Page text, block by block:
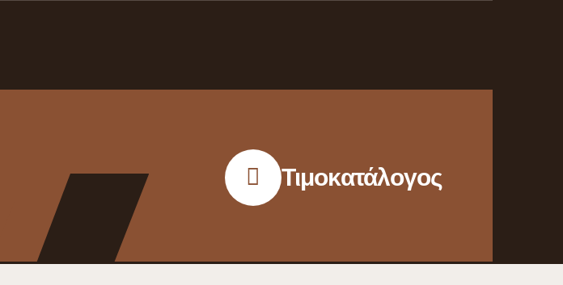
Τιμοκατάλογος